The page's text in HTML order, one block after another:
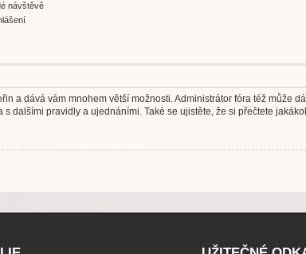
návštěvě
a dává vám mnohem větší možnosti. Administrátor fóra též může
dalšími pravidly a ujednáními. Také se ujistěte, že si přečtete